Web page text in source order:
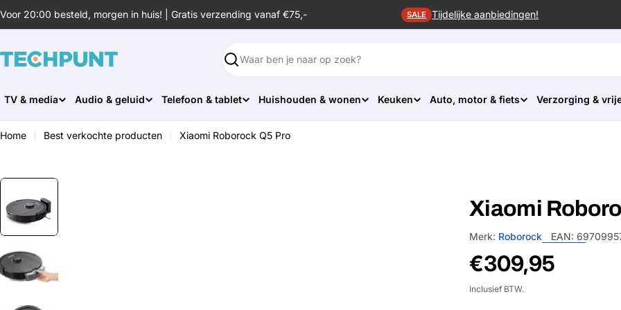
naar
inhoud
Voor 20:00 besteld, morgen in huis! | Gratis verzending vanaf €75,- SALE Tijdelijke aanbiedingen!
Zoeken
TV & media Audio & geluid Telefoon & tablet Huishouden & wonen Keuken Auto, motor & fiets Verzorging &
Home Best verkochte producten Xiaomi Roborock Q5 Pro
Xiaomi
Merk: Roborock EAN:
Normale
prijs
€309,95
Inclusief BTW.